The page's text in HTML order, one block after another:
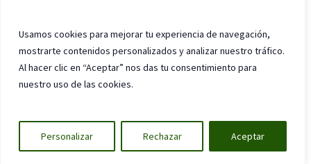
Usamos cookies para mejorar tu experiencia de navegación,
mostrarte contenidos personalizados y analizar nuestro tráfico.
Al hacer clic en “Aceptar” nos das tu consentimiento para
nuestro uso de las cookies.
Personalizar Rechazar Aceptar